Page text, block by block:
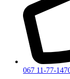
067 11-77-147